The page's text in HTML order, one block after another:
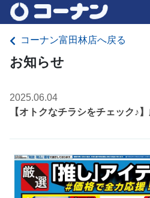
コーナン富田林店へ戻る
お知らせ
2025.06.04
【オトクなチラシをチェック♪